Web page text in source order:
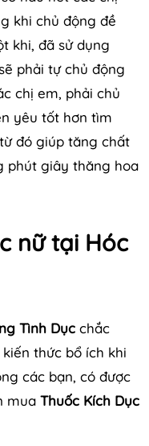
khi chủ động đề
khi, đã sử dụng
phải tự chủ động
chị em, phải chủ
yêu tốt hơn tìm
đó giúp tăng chất
phút giây thăng hoa
nữ tại Hóc
Tình Dục chắc
thức bổ ích khi
các bạn, có được
mua Thuốc Kích Dục